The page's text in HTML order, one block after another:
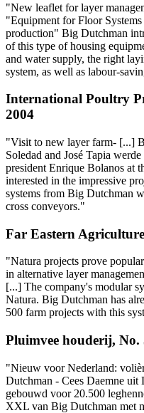
"New leaflet for layer
"Equipment for Floor
production" Big Dutchman
of this type of housing
and water supply, the right
system, as well as labour-
International Poultry
2004
"Visit to new layer farm- [...]
Soledad and José Tapia
president Enrique Bolanos at
interested in the impressive
systems from Big Dutchman
cross conveyors."
Far Eastern
"Natura projects prove
in alternative layer
[...] The company's modular
Natura. Big Dutchman has
500 farm projects with this
Pluimvee houderij, No.
"Nieuw voor Nederland:
Dutchman - Cees Daemne uit
gebouwd voor 20.500
XXL van Big Dutchman met